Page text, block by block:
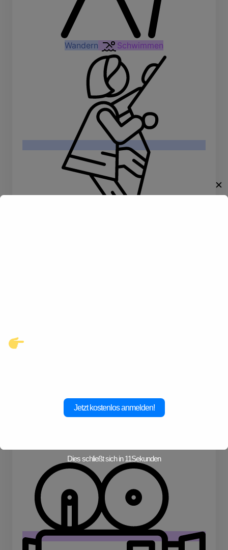
Wandern Schwimmen
✕
Jetzt kostenlos anmelden!
Dies schließt sich in11Sekunden